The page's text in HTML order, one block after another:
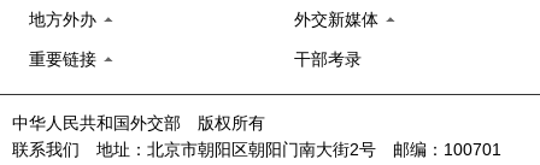
地方外办 外交新媒体
重要链接 干部考录
中华人民共和国外交部 版权所有
联系我们 地址：北京市朝阳区朝阳门南大街2号 邮编：100701